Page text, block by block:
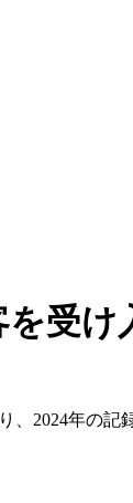
受け
、2024年の